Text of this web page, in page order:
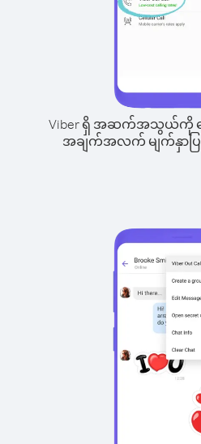
Viber ရှိ အဆက်အသွယ်ကို ရွ
အချက်အလက် မျက်နှာပြင်